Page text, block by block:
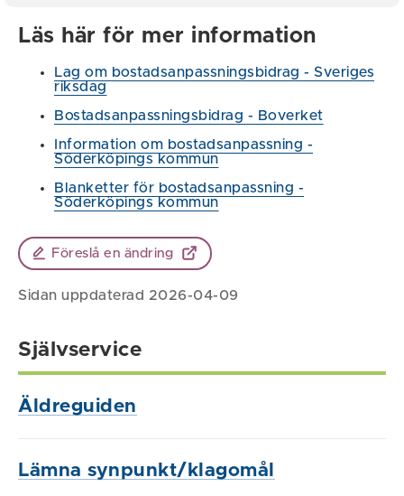
Läs här för mer information
Lag om bostadsanpassningsbidrag - Sveriges
riksdag
Bostadsanpassningsbidrag - Boverket
Information om bostadsanpassning -
Söderköpings kommun
Blanketter för bostadsanpassning -
Söderköpings kommun
Föreslå en ändring
Sidan uppdaterad 2026-04-09
Självservice
Äldreguiden
Lämna synpunkt/klagomål